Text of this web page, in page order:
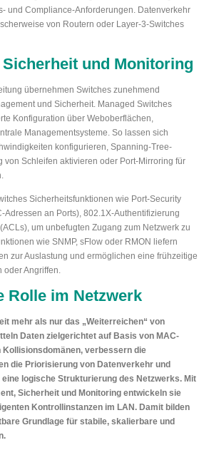
und Compliance-Anforderungen. Datenverkehr
von Routern oder Layer-3-Switches
Sicherheit und Monitoring
übernehmen Switches zunehmend
und Sicherheit. Managed Switches
Konfiguration über Weboberflächen,
Managementsysteme. So lassen sich
konfigurieren, Spanning-Tree-
von Schleifen aktivieren oder Port-Mirroring für
Sicherheitsfunktionen wie Port-Security
Adressen an Ports), 802.1X-Authentifizierung
um unbefugten Zugang zum Netzwerk zu
wie SNMP, sFlow oder RMON liefern
zur Auslastung und ermöglichen eine frühzeitige
oder Angriffen.
Rolle im Netzwerk
mehr als nur das „Weiterreichen“ von
Daten zielgerichtet auf Basis von MAC-
verbessern die
die Priorisierung von Datenverkehr und
logische Strukturierung des Netzwerks. Mit
Sicherheit und Monitoring entwickeln sie
Kontrollinstanzen im LAN. Damit bilden
Grundlage für stabile, skalierbare und